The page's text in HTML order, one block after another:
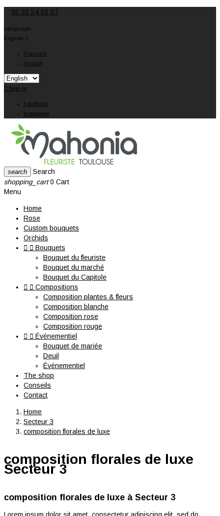
05 31 54 51 57
Language:
English 
Français
English
 Sign in
Facebook
Instagram
search
Search
shopping_cart 0 Cart
Menu
Home
Rose
Custom bouquets
Orchids
  Bouquets
Bouquet du fleuriste
Bouquet du marché
Bouquet du Capitole
  Compositions
Composition plantes & fleurs
Composition blanche
Composition rose
Composition rouge
  Événementiel
Bouquet de mariée
Deuil
Événementiel
The shop
Conseils
Contact
Home
Secteur 3
composition florales de luxe
composition florales de luxe
Secteur 3
composition florales de luxe à Secteur 3